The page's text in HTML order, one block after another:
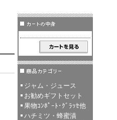
ジャム・ジュース
お勧めギフトセット
果物ｺﾝﾎﾟｰﾄ･ｸﾞﾗｯｾ他
ハチミツ・蜂蜜漬